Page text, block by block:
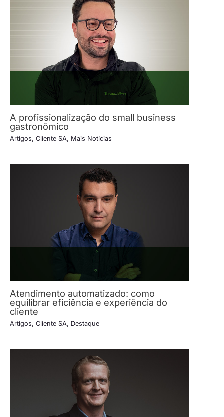
A profissionalização do small business
gastronômico
Artigos, Cliente SA, Mais Notícias
Atendimento automatizado: como
equilibrar eficiência e experiência do
cliente
Artigos, Cliente SA, Destaque